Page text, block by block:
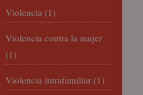
Violencia (1)
Violencia contra la mujer
(1)
Violencia intrafamiliar (1)